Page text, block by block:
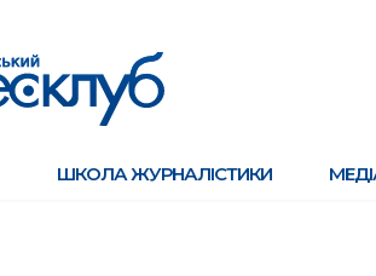
ШКОЛА ЖУРНАЛІСТИКИ